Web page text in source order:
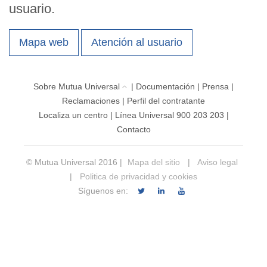
usuario.
Mapa web Atención al usuario
Sobre Mutua Universal | Documentación | Prensa |
Reclamaciones | Perfil del contratante
Localiza un centro| Línea Universal 900 203 203 |
Contacto
© Mutua Universal 2016 | Mapa del sitio |
Aviso legal
|
Politica de privacidad y cookies
Síguenos en: